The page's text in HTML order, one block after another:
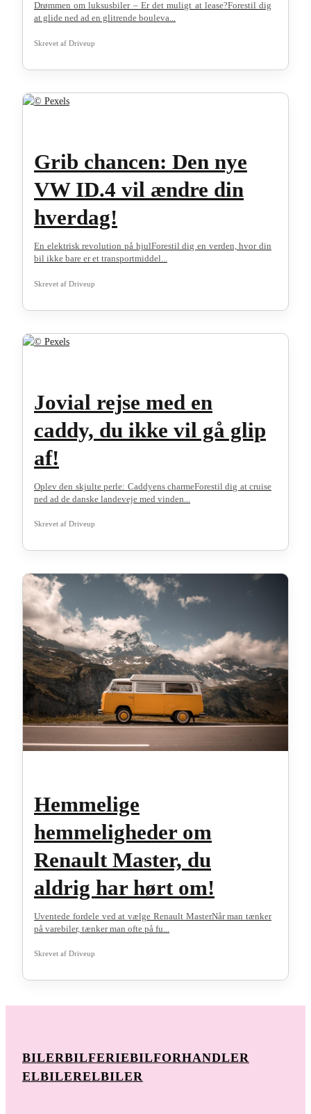
Drømmen om luksusbiler – Er det muligt at lease?Forestil dig
at glide ned ad en glitrende bouleva...
Skrevet af Driveup
Grib chancen: Den nye
VW ID.4 vil ændre din
hverdag!
En elektrisk revolution på hjulForestil dig en verden, hvor din
bil ikke bare er et transportmiddel...
Skrevet af Driveup
Jovial rejse med en
caddy, du ikke vil gå glip
af!
Oplev den skjulte perle: Caddyens charmeForestil dig at cruise
ned ad de danske landeveje med vinden...
Skrevet af Driveup
Hemmelige
hemmeligheder om
Renault Master, du
aldrig har hørt om!
Uventede fordele ved at vælge Renault MasterNår man tænker
på varebiler, tænker man ofte på fu...
Skrevet af Driveup
BILERBILFERIEBILFORHANDLER
ELBILERELBILER